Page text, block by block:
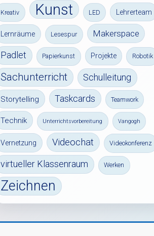
Kreativ Kunst LED Lehrerteam
Lernräume Lesespur Makerspace
Padlet Papierkunst Projekte Robotik
Sachunterricht Schulleitung
Storytelling Taskcards Teamwork
Technik Unterrichtsvorbereitung Vangogh
Vernetzung Videochat Videokonferenz
virtueller Klassenraum Werken
Zeichnen